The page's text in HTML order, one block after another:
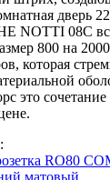
дверь
NOTTI 08C
800 на
которая
это сочетание